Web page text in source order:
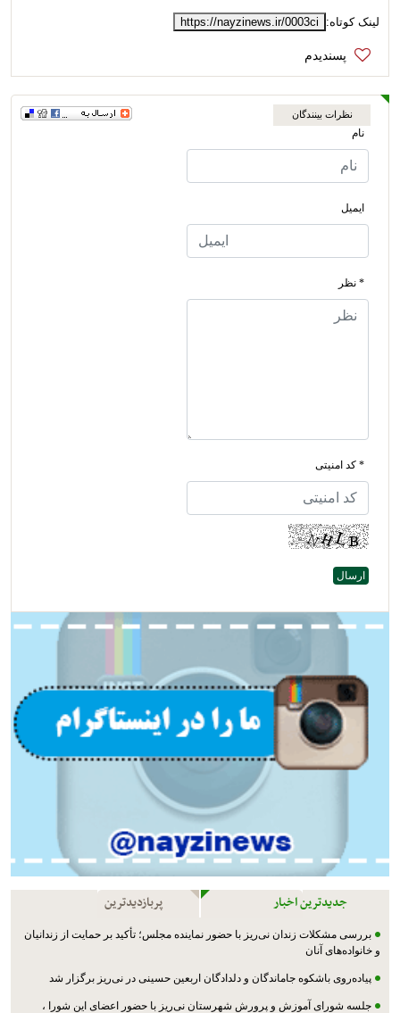
لینک کوتاه: https://nayzinews.ir/0003ci
نظرات بینندگان
نام
ایمیل
* نظر
* کد امنیتی
جدیدترین اخبار پربازدیدترین
بررسی مشکلات زندان نی‌ریز با حضور نماینده مجلس؛ تأکید بر حمایت از زندانیان
و خانواده‌های آنان
پیاده‌روی باشکوه جاماندگان و دلدادگان اربعین حسینی در نی‌ریز برگزار شد
جلسه شورای آموزش و پرورش شهرستان نی‌ریز با حضور اعضای این شورا ،